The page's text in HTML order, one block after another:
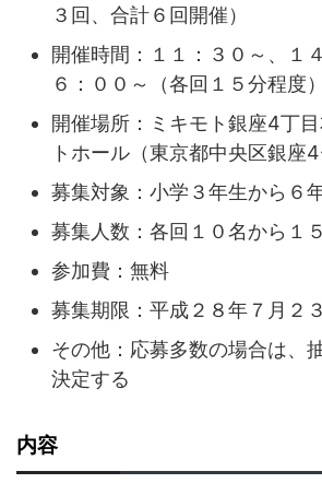
３回、合計６回開催）
開催時間：１１：３０～、１
６：００～（各回１５分程度）
開催場所：ミキモト銀座4丁
トホール（東京都中央区銀座
募集対象：小学３年生から６
募集人数：各回１０名から１
参加費：無料
募集期限：平成２８年７月２
その他：応募多数の場合は、
決定する
内容